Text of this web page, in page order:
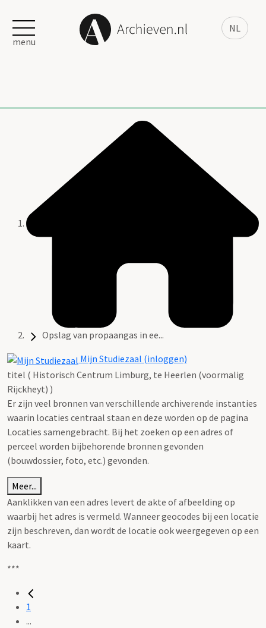
NL
menu
Opslag van propaangas in ee...
Mijn Studiezaal (inloggen)
titel ( Historisch Centrum Limburg, te Heerlen (voormalig
Rijckheyt) )
Er zijn veel bronnen van verschillende archiverende instanties
waarin locaties centraal staan en deze worden op de pagina
Locaties samengebracht. Bij het zoeken op een adres of
perceel worden bijbehorende bronnen gevonden
(bouwdossier, foto, etc.) gevonden.
Meer...
Aanklikken van een adres levert de akte of afbeelding op
waarbij het adres is vermeld. Wanneer geocodes bij een locatie
zijn beschreven, dan wordt de locatie ook weergegeven op een
kaart.
***
1
...